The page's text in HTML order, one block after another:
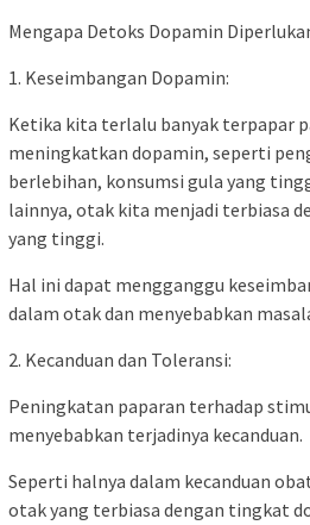
Mengapa Detoks Dopamin
1. Keseimbangan Dopamin:
Ketika kita terlalu banyak terpapar
meningkatkan dopamin, seperti
berlebihan, konsumsi gula yang
lainnya, otak kita menjadi terbiasa
yang tinggi.
Hal ini dapat mengganggu
dalam otak dan menyebabkan
2. Kecanduan dan Toleransi:
Peningkatan paparan terhadap
menyebabkan terjadinya kecanduan.
Seperti halnya dalam kecanduan
otak yang terbiasa dengan tingkat